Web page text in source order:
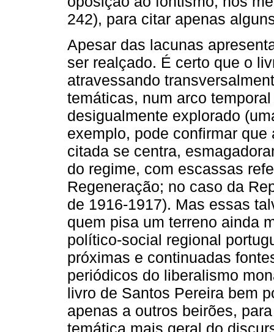
242), para citar apenas
Apesar das lacunas
ser realçado. É certo que o
atravessando
temáticas, num arco
desigualmente explorado
exemplo, pode confirmar
citada se centra,
do regime, com escassas
Regeneração; no caso da
de 1916-1917). Mas essas
quem pisa um terreno ainda
político-social regional
próximas e continuadas
periódicos do liberalismo
livro de Santos Pereira bem
apenas a outros beirões,
temática mais geral do